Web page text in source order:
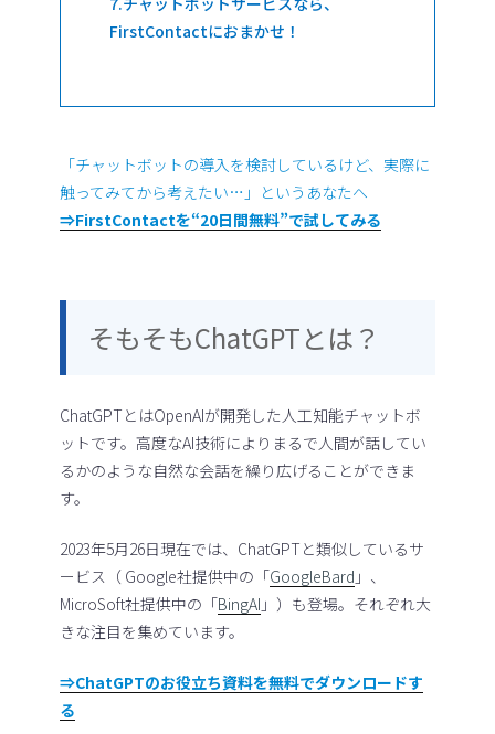
FirstContactにおまかせ！
「チャットボットの導入を検討しているけど、実際に
触ってみてから考えたい…」というあなたへ
⇒FirstContactを“20日間無料”で試してみる
そもそもChatGPTとは？
ChatGPTとはOpenAIが開発した人工知能チャットボ
ットです。高度なAI技術によりまるで人間が話してい
るかのような自然な会話を繰り広げることができま
す。
2023年5月26日現在では、ChatGPTと類似しているサ
ービス（ Google社提供中の「GoogleBard 」、
MicroSoft社提供中の「BingAI 」）も登場。それぞれ大
きな注目を集めています。
⇒ChatGPTのお役立ち資料を無料でダウンロードす
る